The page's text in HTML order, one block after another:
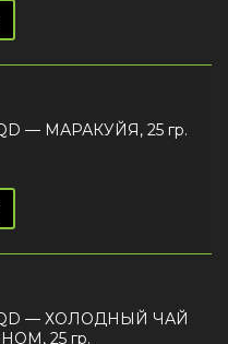
— МАРАКУЙЯ, 25 гр.
HQD — ХОЛОДНЫЙ ЧАЙ
25 гр.